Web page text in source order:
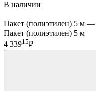
В наличии
Пакет (полиэтилен) 5 м —
Пакет (полиэтилен) 5 м
4 33915₽